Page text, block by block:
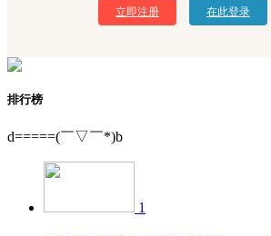
立即注册 在此登录
排行榜
d=====(￣▽￣*)b
1